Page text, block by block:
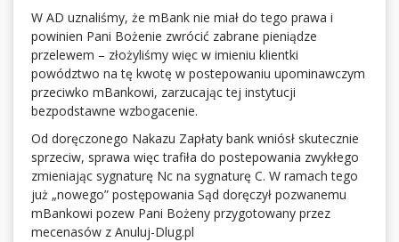
W AD uznaliśmy, że mBank nie miał do tego prawa i
powinien Pani Bożenie zwrócić zabrane pieniądze
przelewem – złożyliśmy więc w imieniu klientki
powództwo na tę kwotę w postepowaniu upominawczym
przeciwko mBankowi, zarzucając tej instytucji
bezpodstawne wzbogacenie.
Od doręczonego Nakazu Zapłaty bank wniósł skutecznie
sprzeciw, sprawa więc trafiła do postepowania zwykłego
zmieniając sygnaturę Nc na sygnaturę C. W ramach tego
już „nowego” postępowania Sąd doręczył pozwanemu
mBankowi pozew Pani Bożeny przygotowany przez
mecenasów z Anuluj-Dlug.pl